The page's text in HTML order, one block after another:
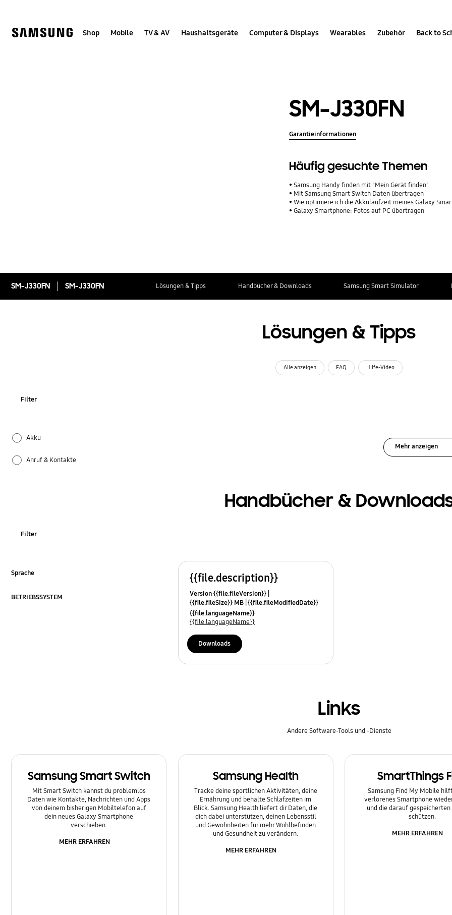
help
Shop Mobile TV & AV Haushaltsgeräte Computer & Displays Wearables Zubehör Back to
SM-J330FN
Garantieinformationen
Häufig gesuchte Themen
Samsung Handy finden mit "Mein Gerät finden"
Mit Samsung Smart Switch Daten übertragen
Wie optimiere ich die Akkulaufzeit meines Galaxy
Galaxy Smartphone: Fotos auf PC übertragen
SM-J330FN SM-J330FN Lösungen & Tipps Handbücher & Downloads Samsung Smart Simulator
Lösungen & Tipps
Alle anzeigen FAQ Hilfe-Video
Filter
Akku
Anruf & Kontakte
Firmware-Update
Galaxy Apps
Sperre
Ton
Mehr anzeigen
Handbücher &
Filter
Sprache
BETRIEBSSYSTEM
{{file.description}}
Version {{file.fileVersion}}
{{file.fileSize}} MB {{file.fileModifiedDate}}
{{file.osNames}}
{{file.languageName}}
{{file.languageName}}
Downloads
Links
Andere Software-Tools und -Dienste
Samsung Smart Switch
Mit Smart Switch kannst du problemlos
Daten wie Kontakte, Nachrichten und Apps
von deinem bisherigen Mobiltelefon auf
dein neues Galaxy Smartphone
verschieben.
MEHR ERFAHREN
Samsung Health
Tracke deine sportlichen Aktivitäten, deine
Ernährung und behalte Schlafzeiten im
Blick. Samsung Health liefert dir Daten, die
dich dabei unterstützen, deinen Lebensstil
und Gewohnheiten für mehr Wohlbefinden
und Gesundheit zu verändern.
MEHR ERFAHREN
SmartThings
Samsung Find My Mobile
verlorenes Smartphone
und die darauf
schützen.
MEHR ERFAHREN